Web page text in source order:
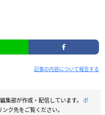
記事の内容について報告する
集部が作成・配信しています。 ボ
ク先をご覧ください。